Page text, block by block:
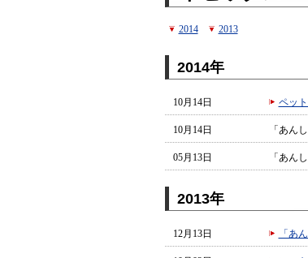
2014 2013
2014年
10月14日 ペッ
10月14日 「あん
05月13日 「あん
2013年
12月13日 「あ